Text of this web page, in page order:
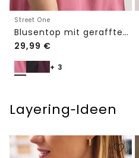
Street One
Blusentop mit gerafftem Rundhals
29,99 €
+ 3
Layering‑Ideen